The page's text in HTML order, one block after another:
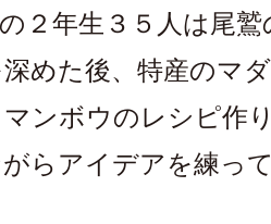
２年生３５人は尾
めた後、特産のマ
ンボウのレシピ作
らアイデアを練っ